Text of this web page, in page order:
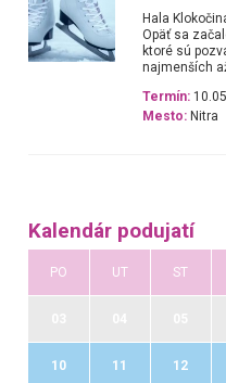
Hala
Opäť sa
ktoré sú
najmenších
Termín:
Mesto: Nitra
Kalendár podujatí
PO UT ST
10 11 12